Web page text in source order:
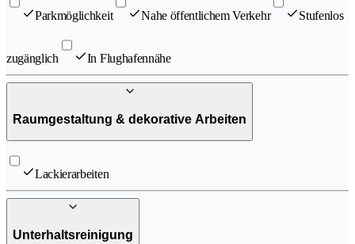
Parkmöglichkeit Nahe öffentlichem Verkehr Stufenlos
zugänglich In Flughafennähe
Raumgestaltung & dekorative Arbeiten
Lackierarbeiten
Unterhaltsreinigung